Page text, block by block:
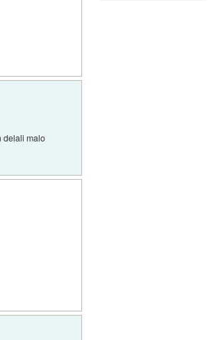
delali malo